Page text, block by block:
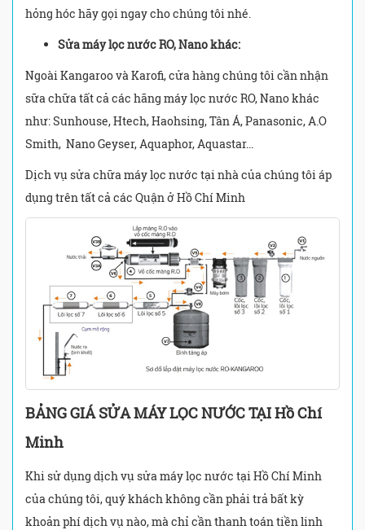
hỏng hóc hãy gọi ngay cho chúng tôi nhé.
Sửa máy lọc nước RO, Nano khác:
Ngoài Kangaroo và Karofi, cửa hàng chúng tôi cần nhận
sữa chữa tất cả các hãng máy lọc nước RO, Nano khác
như: Sunhouse, Htech, Haohsing, Tân Á, Panasonic, A.O
Smith, Nano Geyser, Aquaphor, Aquastar...
Dịch vụ sửa chữa máy lọc nước tại nhà của chúng tôi áp
dụng trên tất cả các Quận ở Hồ Chí Minh
BẢNG GIÁ SỬA MÁY LỌC NƯỚC TẠI Hồ Chí
Minh
Khi sử dụng dịch vụ sửa máy lọc nước tại Hồ Chí Minh
của chúng tôi, quý khách không cần phải trả bất kỳ
khoản phí dịch vụ nào, mà chỉ cần thanh toán tiền linh